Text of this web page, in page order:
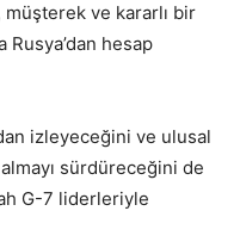
ve kararlı bir
Rusya’dan hesap
izleyeceğini ve ulusal
sürdüreceğini de
G-7 liderleriyle